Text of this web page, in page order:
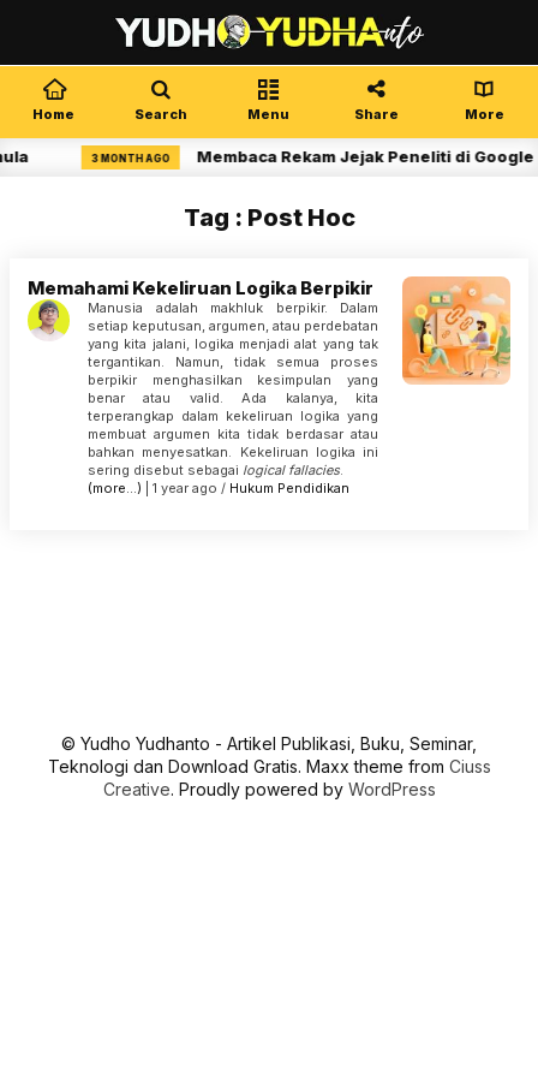
Home Search Menu Share More
3 MONTH AGO Membaca Rekam Jejak Peneliti di Google
Tag : Post Hoc
Memahami Kekeliruan Logika Berpikir
Manusia adalah makhluk berpikir. Dalam
setiap keputusan, argumen, atau perdebatan
yang kita jalani, logika menjadi alat yang tak
tergantikan. Namun, tidak semua proses
berpikir menghasilkan kesimpulan yang
benar atau valid. Ada kalanya, kita
terperangkap dalam kekeliruan logika yang
membuat argumen kita tidak berdasar atau
bahkan menyesatkan. Kekeliruan logika ini
sering disebut sebagai logical fallacies.
(more…) | 1 year ago / Hukum Pendidikan
© Yudho Yudhanto - Artikel Publikasi, Buku, Seminar,
Teknologi dan Download Gratis. Maxx theme from Ciuss
Creative. Proudly powered by WordPress